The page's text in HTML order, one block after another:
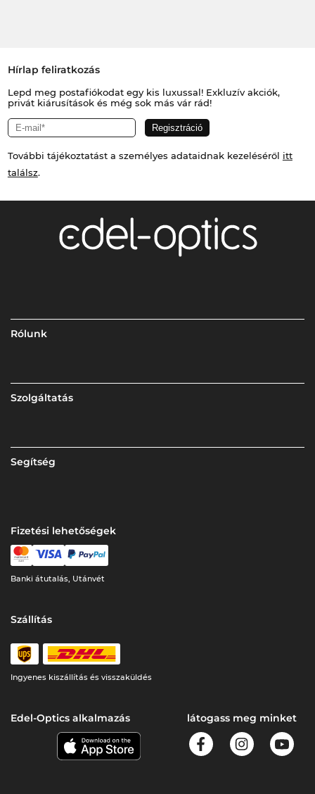
Hírlap feliratkozás
Lepd meg postafiókodat egy kis luxussal! Exkluzív akciók,
privát kiárusítások és még sok más vár rád!
További tájékoztatást a személyes adataidnak kezeléséről itt
találsz.
Rólunk
Szolgáltatás
Segítség
Fizetési lehetőségek
Banki átutalás, Utánvét
Szállítás
Ingyenes kiszállítás és visszaküldés
Edel-Optics alkalmazás látogass meg minket